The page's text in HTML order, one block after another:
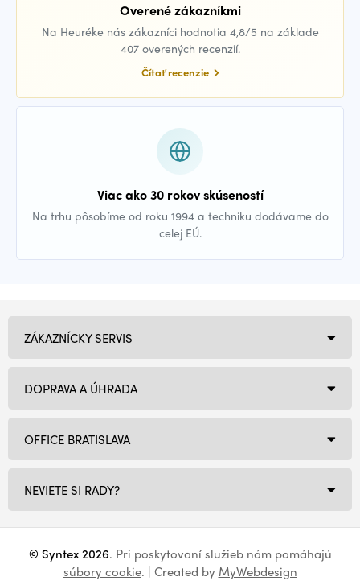
Overené zákazníkmi
Na Heuréke nás zákazníci hodnotia 4,8/5 na základe
407 overených recenzií.
Čítať recenzie
Viac ako 30 rokov skúseností
Na trhu pôsobíme od roku 1994 a techniku dodávame do
celej EÚ.
OFFICE BRATISLAVA
NEVIETE SI RADY?
ZÁKAZNÍCKY SERVIS
DOPRAVA A ÚHRADA
© Syntex 2026. Pri poskytovaní služieb nám pomáhajú
súbory cookie. | Created by MyWebdesign